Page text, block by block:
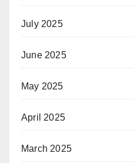
July 2025
June 2025
May 2025
April 2025
March 2025